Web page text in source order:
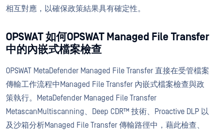
相互對應，以確保政策結果具有確定性。
OPSWAT 如何OPSWAT Managed File Transfer
中的內嵌式檔案檢查
OPSWAT MetaDefender Managed File Transfer 直接在受管檔案
傳輸工作流程中Managed File Transfer 內嵌式檔案檢查與政
策執行。MetaDefender Managed File Transfer
MetascanMultiscanning、Deep CDR™ 技術、Proactive DLP 以
及沙箱分析Managed File Transfer 傳輸路徑中，藉此檢查、